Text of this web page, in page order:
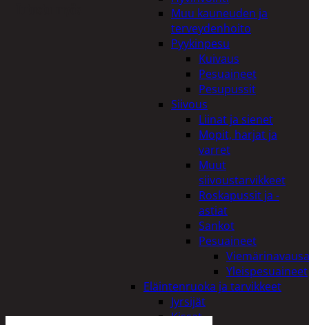
Muu kauneuden ja
terveydenhoito
Pyykinpesu
Kuivaus
Pesuaineet
Pesupussit
Siivous
Liinat ja sienet
Mopit, harjat ja
varret
Muut
siivoustarvikkeet
Roskapussit ja -
astiat
Sankot
Pesuaineet
Yleispesuaineet
Eläintenruoka ja tarvikkeet
Jyrsijät
Kissat